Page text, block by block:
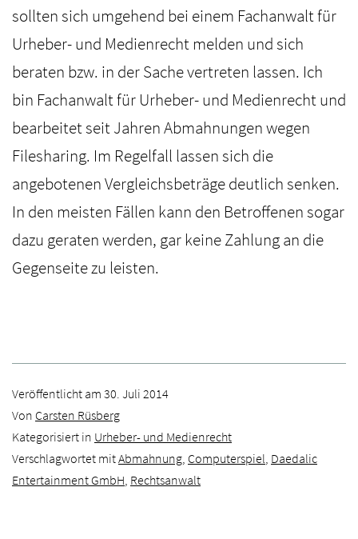
sollten sich umgehend bei einem Fachanwalt für
Urheber- und Medienrecht melden und sich
beraten bzw. in der Sache vertreten lassen. Ich
bin Fachanwalt für Urheber- und Medienrecht und
bearbeitet seit Jahren Abmahnungen wegen
Filesharing. Im Regelfall lassen sich die
angebotenen Vergleichsbeträge deutlich senken.
In den meisten Fällen kann den Betroffenen sogar
dazu geraten werden, gar keine Zahlung an die
Gegenseite zu leisten.
Veröffentlicht am 30. Juli 2014
Von Carsten Rüsberg
Kategorisiert in Urheber- und Medienrecht
Verschlagwortet mitAbmahnung Computerspiel Daedalic
Entertainment GmbH Rechtsanwalt